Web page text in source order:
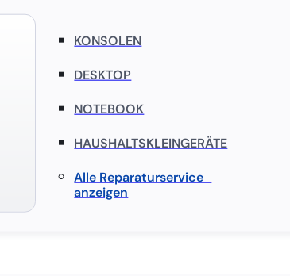
KONSOLEN
DESKTOP
NOTEBOOK
HAUSHALTSKLEINGERÄTE
Alle Reparaturservice
anzeigen